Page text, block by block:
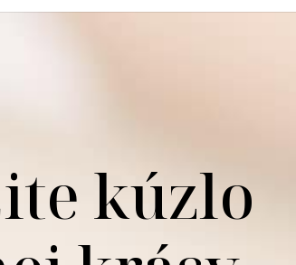
kúzlo